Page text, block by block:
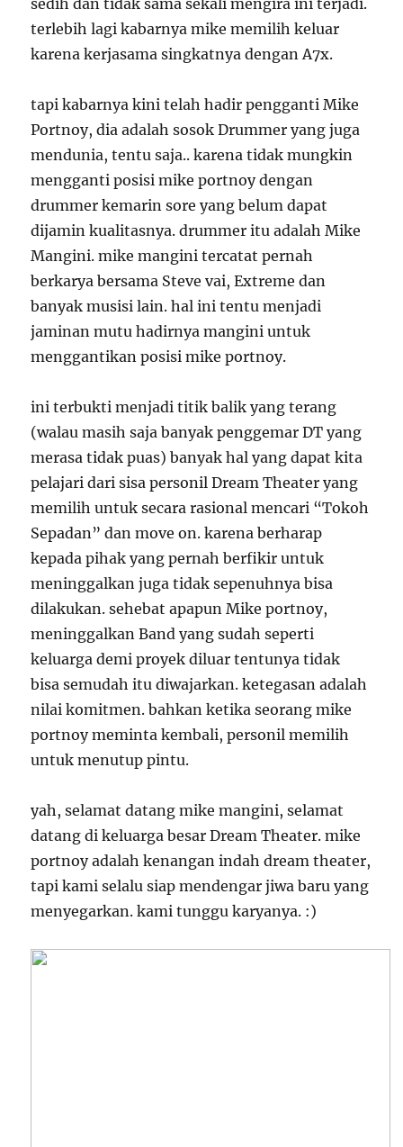
sedih dan tidak sama sekali mengira ini terjadi.
terlebih lagi kabarnya mike memilih keluar
karena kerjasama singkatnya dengan A7x.
tapi kabarnya kini telah hadir pengganti Mike
Portnoy, dia adalah sosok Drummer yang juga
mendunia, tentu saja.. karena tidak mungkin
mengganti posisi mike portnoy dengan
drummer kemarin sore yang belum dapat
dijamin kualitasnya. drummer itu adalah Mike
Mangini. mike mangini tercatat pernah
berkarya bersama Steve vai, Extreme dan
banyak musisi lain. hal ini tentu menjadi
jaminan mutu hadirnya mangini untuk
menggantikan posisi mike portnoy.
ini terbukti menjadi titik balik yang terang
(walau masih saja banyak penggemar DT yang
merasa tidak puas) banyak hal yang dapat kita
pelajari dari sisa personil Dream Theater yang
memilih untuk secara rasional mencari “Tokoh
Sepadan” dan move on. karena berharap
kepada pihak yang pernah berfikir untuk
meninggalkan juga tidak sepenuhnya bisa
dilakukan. sehebat apapun Mike portnoy,
meninggalkan Band yang sudah seperti
keluarga demi proyek diluar tentunya tidak
bisa semudah itu diwajarkan. ketegasan adalah
nilai komitmen. bahkan ketika seorang mike
portnoy meminta kembali, personil memilih
untuk menutup pintu.
yah, selamat datang mike mangini, selamat
datang di keluarga besar Dream Theater. mike
portnoy adalah kenangan indah dream theater,
tapi kami selalu siap mendengar jiwa baru yang
menyegarkan. kami tunggu karyanya. :)